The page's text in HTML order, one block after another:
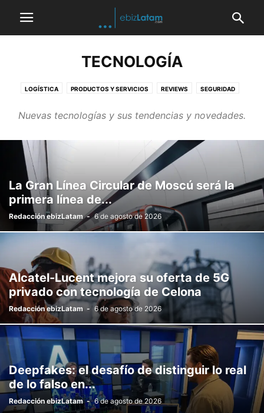
TECNOLOGÍA
LOGÍSTICA PRODUCTOS Y SERVICIOS REVIEWS SEGURIDAD
Nuevas tecnologías y sus tendencias y novedades.
La Gran Línea Circular de Moscú será la
primera línea de...
Redacción ebizLatam - 6 de agosto de 2026
Alcatel-Lucent mejora su oferta de 5G
privado con tecnología de Celona
Redacción ebizLatam - 6 de agosto de 2026
Deepfakes: el desafío de distinguir lo real
de lo falso en...
Redacción ebizLatam - 6 de agosto de 2026